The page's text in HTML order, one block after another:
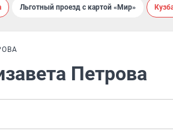
Льготный проезд с картой «Мир»
Петрова